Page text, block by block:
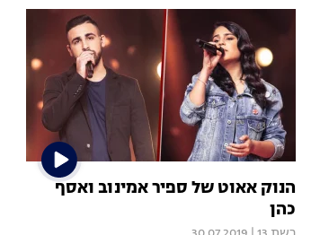
הנוק אאוט של ספיר אמינוב ואסף
כהן